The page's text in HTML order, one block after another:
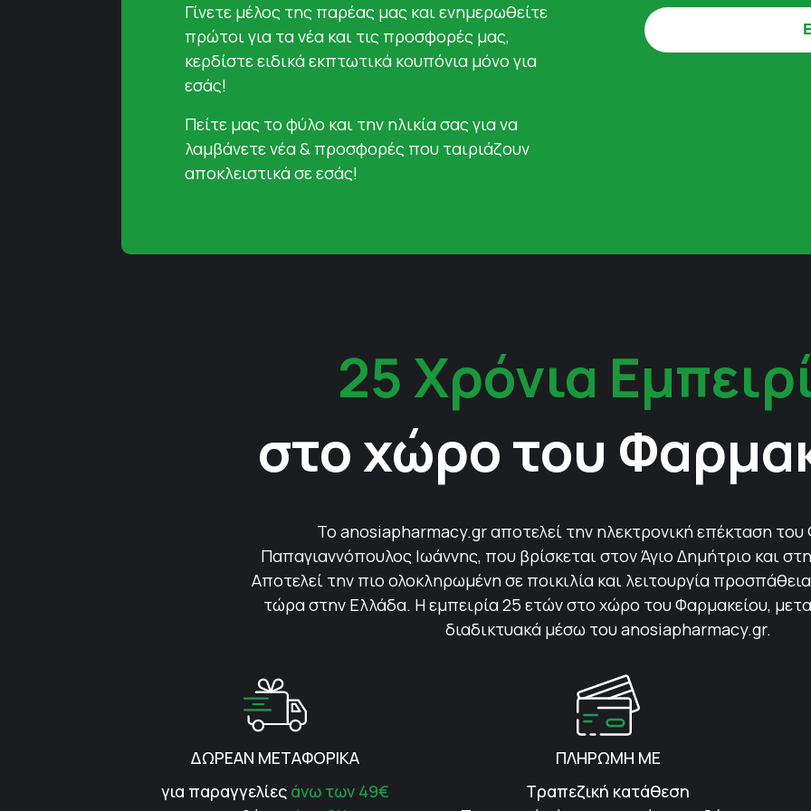
Γίνετε μέλος της παρέας μας και ενημερωθείτε
πρώτοι για τα νέα και τις προσφορές μας,
κερδίστε ειδικά εκπτωτικά κουπόνια μόνο για
εσάς!
Πείτε μας το φύλο και την ηλικία σας για να
λαμβάνετε νέα & προσφορές που ταιριάζουν
αποκλειστικά σε εσάς!
25 Χρόνια
στο χώρο του
Το anosiapharmacy.gr αποτελεί την ηλεκτρονική επέκταση του
Παπαγιαννόπουλος Ιωάννης, που βρίσκεται στον Άγιο Δημήτριο και
Αποτελεί την πιο ολοκληρωμένη σε ποικιλία και λειτουργία προσπάθεια
τώρα στην Ελλάδα. Η εμπειρία 25 ετών στο χώρο του Φαρμακείου,
διαδικτυακά μέσω του anosiapharmacy.gr.
ΔΩΡΕΑΝ ΜΕΤΑΦΟΡΙΚΑ
για παραγγελίες άνω των 49€
ΠΛΗΡΩΜΗ ΜΕ
Τραπεζική κατάθεση